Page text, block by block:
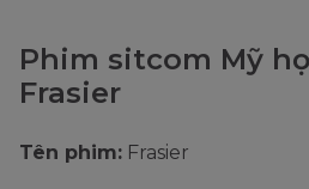
Phim sitcom Mỹ
Frasier
Tên phim: Frasier